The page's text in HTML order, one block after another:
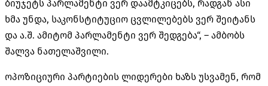
ბიუჯეტს პარლამენტი ვერ დაამტკიცებს, რადგან ასი
ხმა უნდა, საკონსტიტუციო ცვლილებებს ვერ შეიტანს
და ა.შ. ამიტომ პარლამენტი ვერ შედგება“, – ამბობს
შალვა ნათელაშვილი.
ოპოზიციური პარტიების ლიდერები ხაზს უსვამენ, რომ